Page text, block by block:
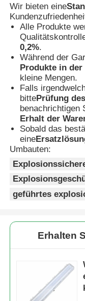
Wir bieten eine
Alle Produkte
0,2%.
Während der
Produkte in
kleine Mengen.
Falls
bittePrüfung
benachrichtigen
Erhalt der
Sobald das
eine
Umbauten:
geführtes
Erhalten